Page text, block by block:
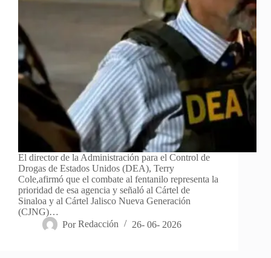
El director de la Administración para el Control de
Drogas de Estados Unidos (DEA), Terry
Cole,afirmó que el combate al fentanilo representa la
prioridad de esa agencia y señaló al Cártel de
Sinaloa y al Cártel Jalisco Nueva Generación
(CJNG)…
Por Redacción 26- 06- 2026